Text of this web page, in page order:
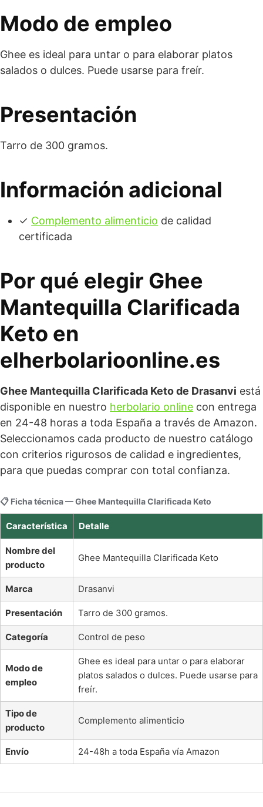
Modo de empleo
Ghee es ideal para untar o para elaborar platos
salados o dulces. Puede usarse para freír.
Presentación
Tarro de 300 gramos.
Información adicional
✓ Complemento alimenticio de calidad
certificada
Por qué elegir Ghee
Mantequilla Clarificada
Keto en
elherbolarioonline.es
Ghee Mantequilla Clarificada Keto de Drasanvi está
disponible en nuestro herbolario online con entrega
en 24-48 horas a toda España a través de Amazon.
Seleccionamos cada producto de nuestro catálogo
con criterios rigurosos de calidad e ingredientes,
para que puedas comprar con total confianza.
📋 Ficha técnica — Ghee Mantequilla Clarificada Keto
Característica Detalle
Nombre del
producto
Ghee Mantequilla Clarificada Keto
Marca Drasanvi
Presentación Tarro de 300 gramos.
Categoría Control de peso
Modo de
empleo
Ghee es ideal para untar o para elaborar
platos salados o dulces. Puede usarse para
freír.
Tipo de
producto
Complemento alimenticio
Envío 24-48h a toda España vía Amazon